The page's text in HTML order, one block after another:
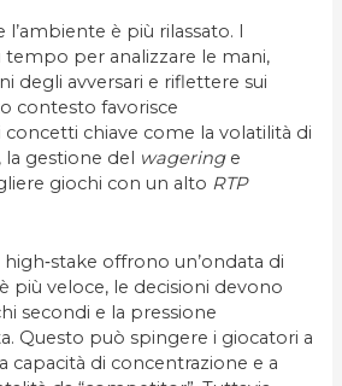
l’ambiente è più rilassato. I
per analizzare le mani,
degli avversari e riflettere sui
contesto favorisce
chiave come la volatilità di
la gestione del wageringe
giochi con un alto RTP
offrono un’ondata di
più veloce, le decisioni devono
secondi e la pressione
Questo può spingere i giocatori a
capacità di concentrazione e a